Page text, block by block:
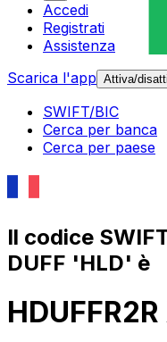
Accedi
Registrati
Assistenza
Scarica l'app Attiva/
SWIFT/BIC
Cerca per banca
Cerca per paese
Il codice
DUFF 'HLD' è